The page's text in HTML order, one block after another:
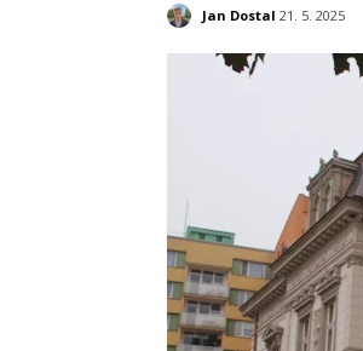
Jan Dostal 21. 5. 2025